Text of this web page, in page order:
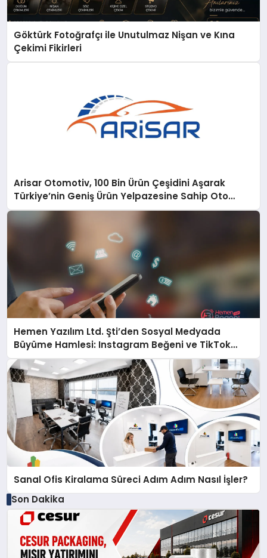
Göktürk Fotoğrafçı ile Unutulmaz Nişan ve Kına
Çekimi Fikirleri
Arisar Otomotiv, 100 Bin Ürün Çeşidini Aşarak
Türkiye’nin Geniş Ürün Yelpazesine Sahip Oto
Yedek Parça Platformlarından Biri Oldu
Hemen Yazılım Ltd. Şti’den Sosyal Medyada
Büyüme Hamlesi: Instagram Beğeni ve TikTok
Beğeni Alanında Talep Rekor Kırıyor
Sanal Ofis Kiralama Süreci Adım Adım Nasıl İşler?
Son Dakika